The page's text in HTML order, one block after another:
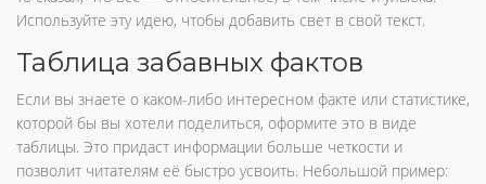
Используйте эту идею, чтобы добавить свет в свой текст.
Таблица забавных фактов
Если вы знаете о каком-либо интересном факте или статистике,
которой бы вы хотели поделиться, оформите это в виде
таблицы. Это придаст информации больше четкости и
позволит читателям её быстро усвоить. Небольшой пример: